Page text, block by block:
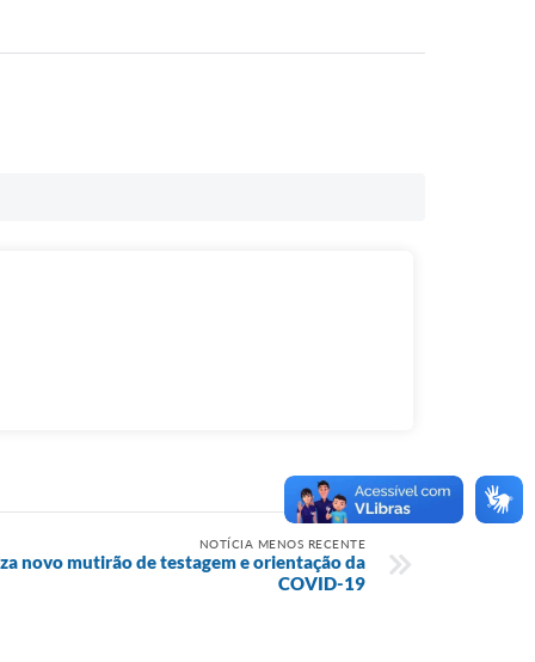
NOTÍCIA MENOS RECENTE
novo mutirão de testagem e orientação da
COVID-19